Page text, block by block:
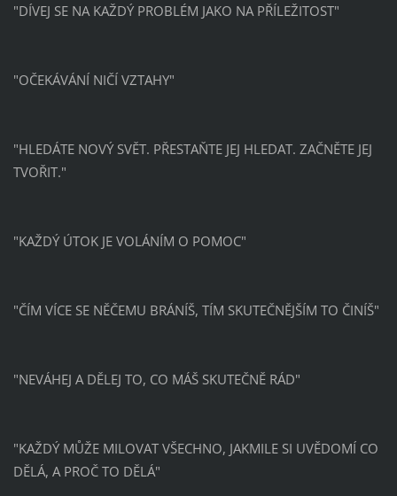
"DÍVEJ SE NA KAŽDÝ PROBLÉM JAKO NA PŘÍLEŽITOST"
"OČEKÁVÁNÍ NIČÍ VZTAHY"
"HLEDÁTE NOVÝ SVĚT. PŘESTAŇTE JEJ HLEDAT. ZAČNĚTE JEJ
TVOŘIT."
"KAŽDÝ ÚTOK JE VOLÁNÍM O POMOC"
"ČÍM VÍCE SE NĚČEMU BRÁNÍŠ, TÍM SKUTEČNĚJŠÍM TO ČINÍŠ"
"NEVÁHEJ A DĚLEJ TO, CO MÁŠ SKUTEČNĚ RÁD"
"KAŽDÝ MŮŽE MILOVAT VŠECHNO, JAKMILE SI UVĚDOMÍ CO
DĚLÁ, A PROČ TO DĚLÁ"